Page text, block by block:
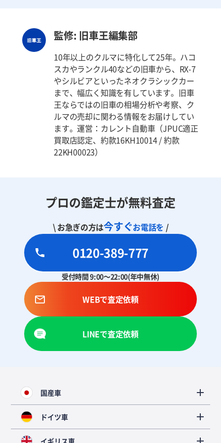
監修: 旧車王編集部
10年以上のクルマに特化して25年。ハコ
スカやランクル40などの旧車から、RX-7
やシルビアといったネオクラシックカー
まで、幅広く知識を有しています。旧車
王ならではの旧車の相場分析や考察、ク
ルマの売却に関わる情報をお届けしてい
ます。運営：カレント自動車（JPUC適正
買取店認定、約款16KH10014 / 約款
22KH00023）
プロの鑑定士が無料査定
\ お急ぎの方は今すぐお電話を /
0120-389-777
受付時間 9:00～22:00(年中無休)
WEBで査定依頼
LINEで査定依頼
国産車
ドイツ車